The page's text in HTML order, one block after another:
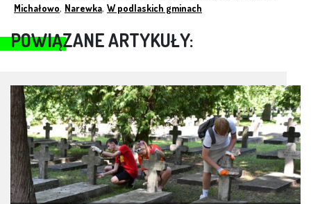
Michałowo, Narewka, W podlaskich gminach
POWIĄZANE ARTYKUŁY: